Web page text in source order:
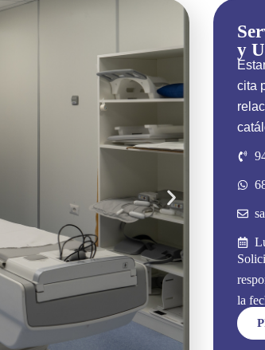
y
cita
la